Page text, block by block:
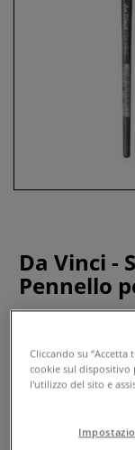
Da Vinci -
Pennello
Da anni si tenta
martora rossa
compito difficile
prezioso
diventato molto
Cliccando su
cookie sul dispositivo
l'utilizzo del sito e